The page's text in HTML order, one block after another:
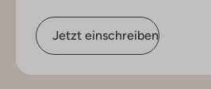
Jetzt einschreiben